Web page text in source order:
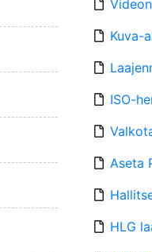
Kuva-
ISO-
Aseta
HLG